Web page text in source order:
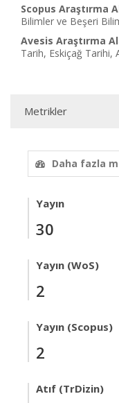
Scopus Araştırma
Bilimler ve Beşeri
Avesis Araştırma
Tarih, Eskiçağ Tarihi,
Metrikler
Daha fazla
Yayın
30
Yayın (WoS)
2
Yayın (Scopus)
2
Atıf (TrDizin)